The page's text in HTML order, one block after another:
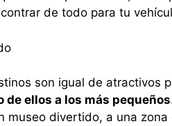
de todo para tu
son igual de atractivos
de ellos a los más pequeños
museo divertido, a una